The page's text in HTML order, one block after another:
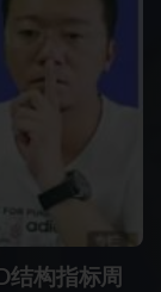
结构指标周